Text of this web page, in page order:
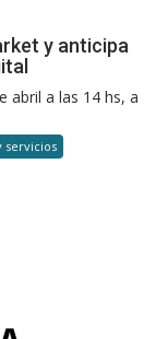
y anticipa
abril a las 14 hs, a
servicios